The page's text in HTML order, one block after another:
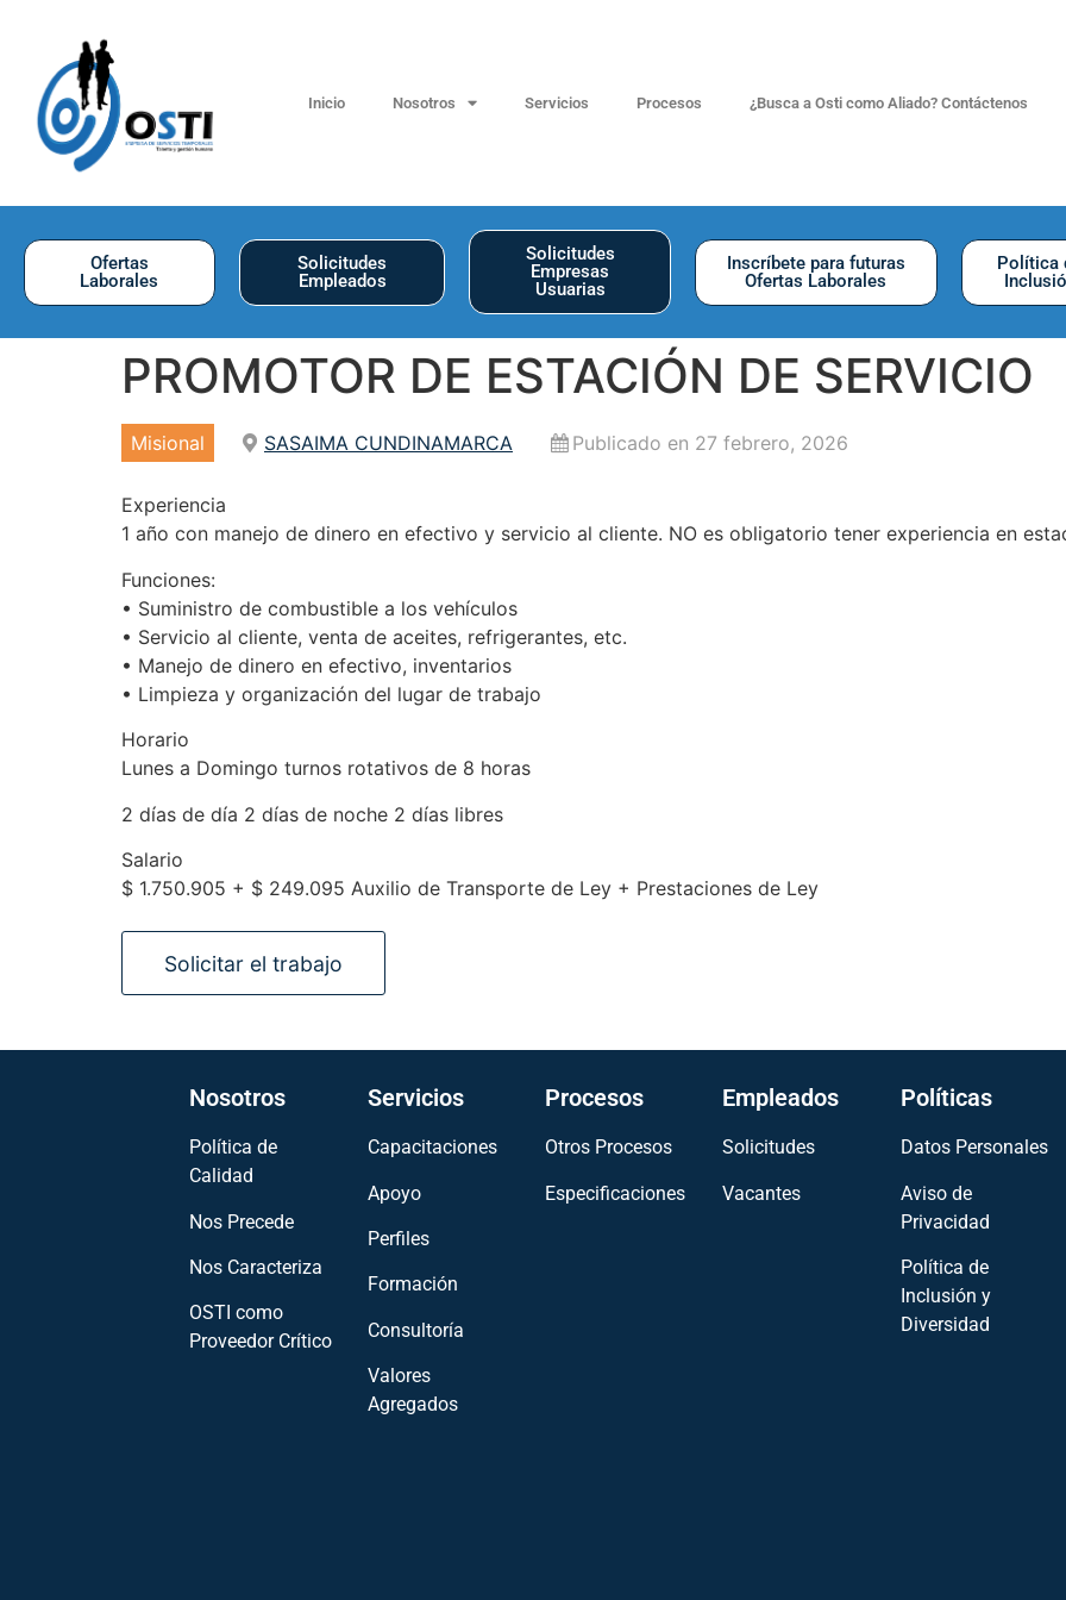
Inicio Nosotros Servicios Procesos ¿Busca a Osti como Aliado? Contáctenos
Ofertas
Laborales
Solicitudes
Empleados
Solicitudes
Empresas
Usuarias
Inscríbete para futuras
Ofertas Laborales
Política
PROMOTOR DE ESTACIÓN DE SERVICIO
Misional SASAIMA CUNDINAMARCA Publicado en 27 febrero, 2026
Experiencia
1 año con manejo de dinero en efectivo y servicio al cliente. NO es obligatorio tener experiencia en
Funciones:
• Suministro de combustible a los vehículos
• Servicio al cliente, venta de aceites, refrigerantes, etc.
• Manejo de dinero en efectivo, inventarios
• Limpieza y organización del lugar de trabajo
Horario
Lunes a Domingo turnos rotativos de 8 horas
2 días de día 2 días de noche 2 días libres
Salario
$ 1.750.905 + $ 249.095 Auxilio de Transporte de Ley + Prestaciones de Ley
Nosotros
Política de
Calidad
Nos Precede
Nos Caracteriza
OSTI como
Proveedor Crítico
Servicios
Capacitaciones
Apoyo
Perfiles
Formación
Consultoría
Valores
Agregados
Procesos
Otros Procesos
Especificaciones
Empleados
Solicitudes
Vacantes
Políticas
Datos Personales
Aviso de
Privacidad
Política de
Inclusión y
Diversidad